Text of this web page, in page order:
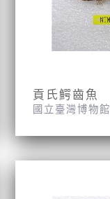
貢氏鰐齒魚
國立臺灣博物館